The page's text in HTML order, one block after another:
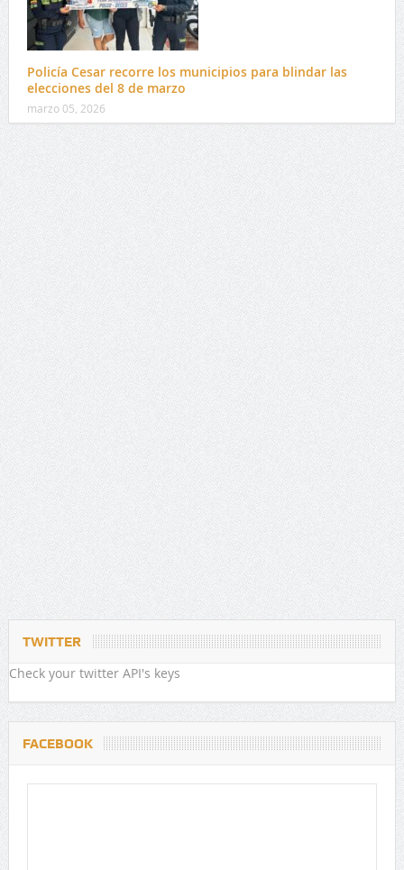
Policía Cesar recorre los municipios para blindar las
elecciones del 8 de marzo
marzo 05, 2026
TWITTER
Check your twitter API's keys
FACEBOOK